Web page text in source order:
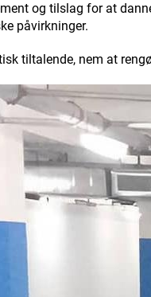
og tilslag for at
påvirkninger.
tiltalende, nem at